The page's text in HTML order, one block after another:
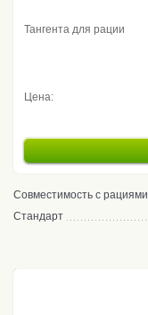
Тангента для рации
Цена:
Совместимость с рациями
Стандарт